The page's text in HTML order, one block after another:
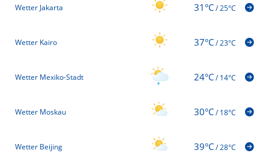
Wetter Jakarta 31°C/25°C
Wetter Kairo 37°C/23°C
Wetter Mexiko-Stadt 24°C/14°C
Wetter Moskau 30°C/18°C
Wetter Beijing 39°C/28°C